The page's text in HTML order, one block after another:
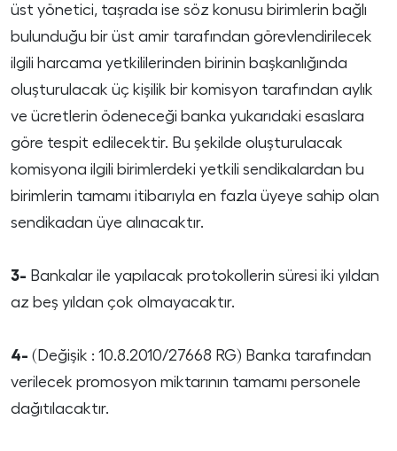
üst yönetici, taşrada ise söz konusu birimlerin bağlı
bulunduğu bir üst amir tarafından görevlendirilecek
ilgili harcama yetkililerinden birinin başkanlığında
oluşturulacak üç kişilik bir komisyon tarafından aylık
ve ücretlerin ödeneceği banka yukarıdaki esaslara
göre tespit edilecektir. Bu şekilde oluşturulacak
komisyona ilgili birimlerdeki yetkili sendikalardan bu
birimlerin tamamı itibarıyla en fazla üyeye sahip olan
sendikadan üye alınacaktır.
3- Bankalar ile yapılacak protokollerin süresi iki yıldan
az beş yıldan çok olmayacaktır.
4- (Değişik : 10.8.2010/27668 RG) Banka tarafından
verilecek promosyon miktarının tamamı personele
dağıtılacaktır.